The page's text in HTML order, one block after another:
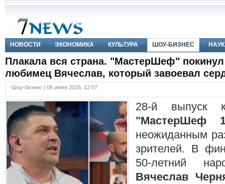
НОВОСТИ ЭКОНОМИКА КУЛЬТУРА ШОУ-БИЗНЕС
Плакала вся страна. "МастерШеф"
любимец Вячеслав, который завоевал
Шоу-бизнес | 08 июня 2026, 12:57
28-й выпуск
"МастерШеф
неожиданным
зрителей. В
50-летний
Вячеслав